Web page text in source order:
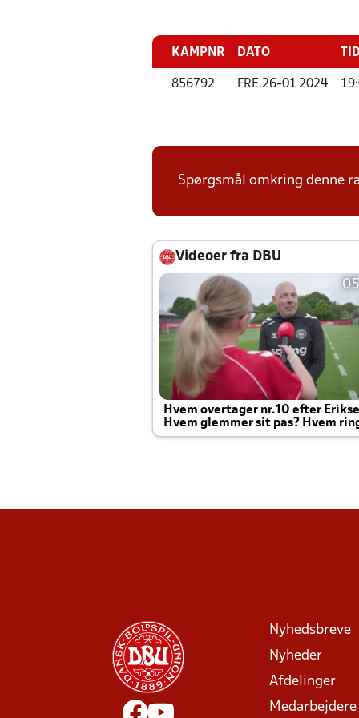
KAMPNR DATO TID
856792 FRE.26-01 2024
Spørgsmål omkring denne
Videoer fra DBU
Hvem overtager nr.10 efter
Hvem glemmer sit pas? Hvem
Joachim altid til efter kampe?
Nyhedsbreve
Nyheder
Afdelinger
Medarbejdere